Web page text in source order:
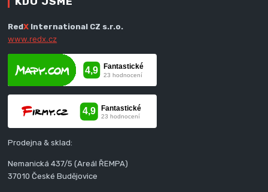
RedX International CZ s.r.o.
www.redx.cz
Prodejna & sklad:
Nemanická 437/5 (Areál ŘEMPA)
37010 České Budějovice